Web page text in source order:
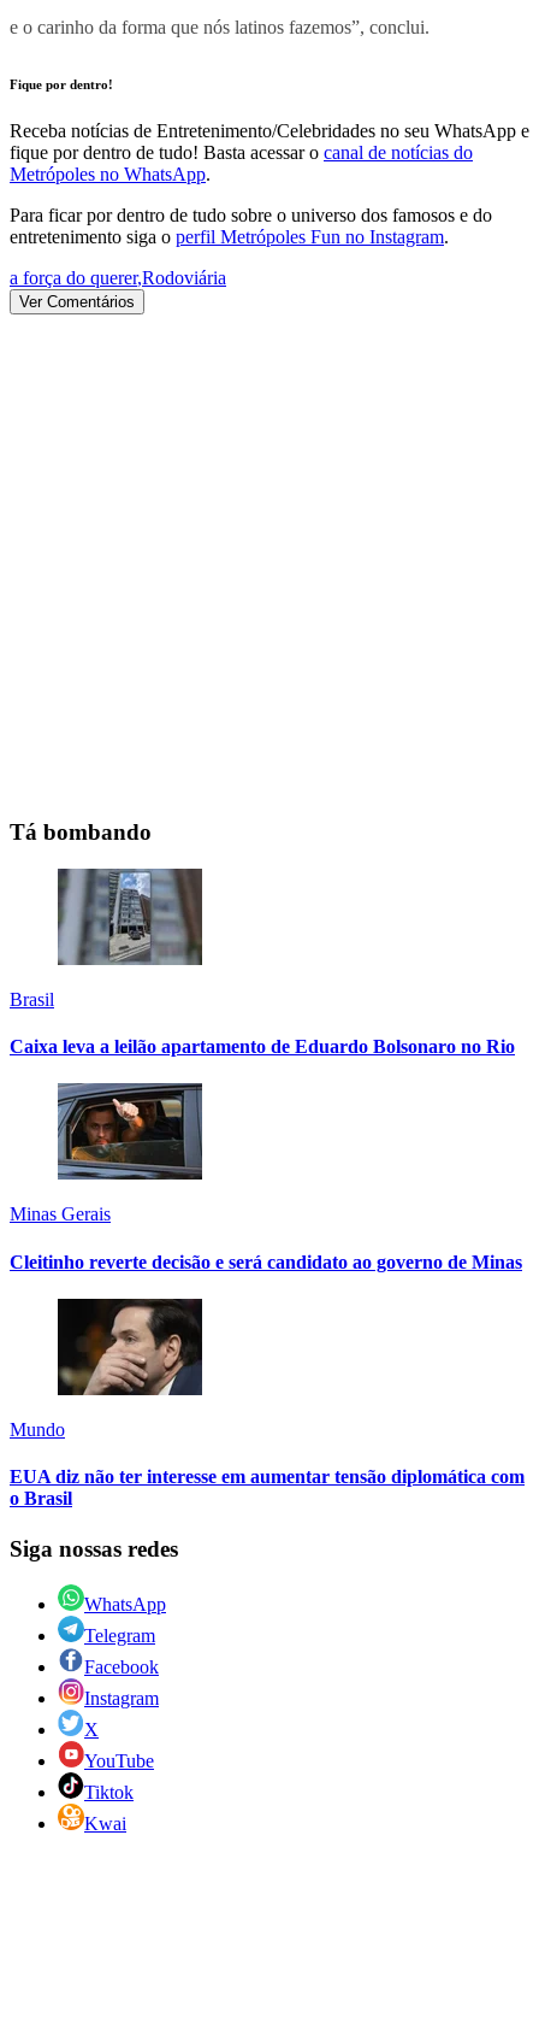
e o carinho da forma que nós latinos fazemos”, conclui.
Fique por dentro!
Receba notícias de Entretenimento/Celebridades no seu WhatsApp e
fique por dentro de tudo! Basta acessar o canal de notícias do
Metrópoles no WhatsApp.
Para ficar por dentro de tudo sobre o universo dos famosos e do
entretenimento siga o perfil Metrópoles Fun no Instagram.
a força do querer,Rodoviária
Ver Comentários
Tá bombando
Brasil
Caixa leva a leilão apartamento de Eduardo Bolsonaro no Rio
Minas Gerais
Cleitinho reverte decisão e será candidato ao governo de Minas
Mundo
EUA diz não ter interesse em aumentar tensão diplomática com
o Brasil
Siga nossas redes
WhatsApp
Telegram
Facebook
Instagram
X
YouTube
Tiktok
Kwai